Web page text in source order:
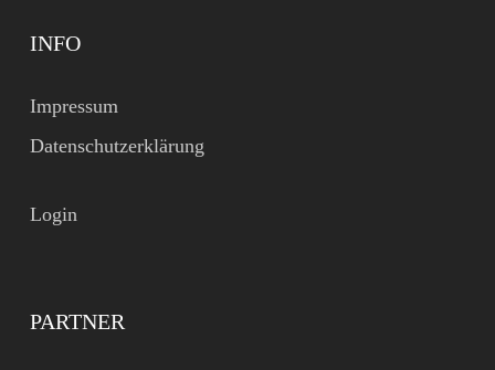
INFO
Impressum
Datenschutzerklärung
Login
PARTNER